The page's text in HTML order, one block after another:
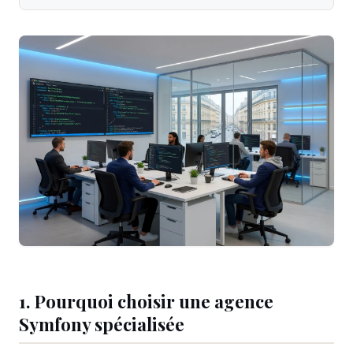
1. Pourquoi choisir une agence
Symfony spécialisée